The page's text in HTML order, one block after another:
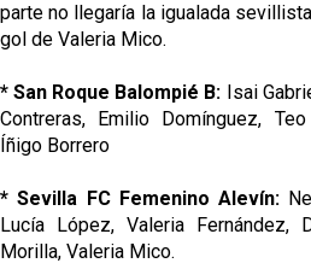
parte no llegaría la igualada
gol de Valeria Mico.
* San Roque Balompié B: Isai
Contreras, Emilio Domínguez,
Íñigo Borrero
* Sevilla FC Femenino Alevín:
Lucía López, Valeria Fernández,
Morilla, Valeria Mico.